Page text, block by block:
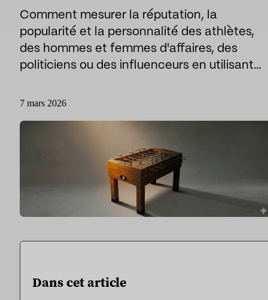
Le sport
Sport et talent
Médias et reportages
institutions publiques
Comment mesurer la réputation, la
popularité et la personnalité des athlètes,
des hommes et femmes d'affaires, des
politiciens ou des influenceurs en utilisant…
7 mars 2026
Dans cet article